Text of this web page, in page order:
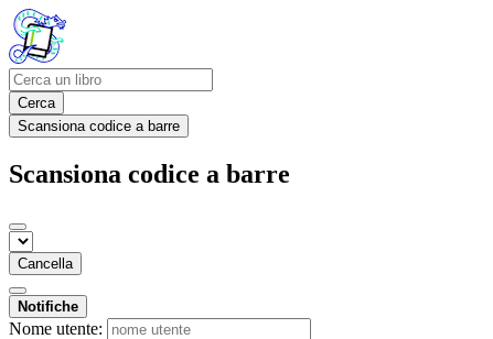
Cerca
Scansiona codice a barre
Scansiona codice a barre
Cancella
Notifiche
Nome utente: